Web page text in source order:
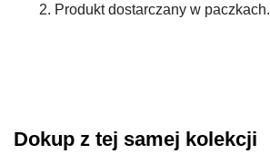
Produkt dostarczany w paczkach.
Dokup z tej samej kolekcji